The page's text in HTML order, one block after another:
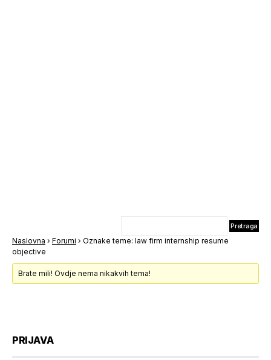
Naslovna › Forumi › Oznake teme: law firm internship resume
objective
Brate mili! Ovdje nema nikakvih tema!
PRIJAVA